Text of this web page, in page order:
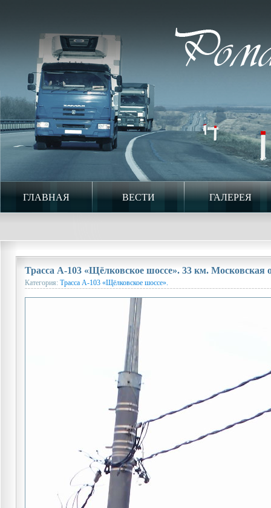
ГЛАВНАЯ ВЕСТИ ГАЛЕРЕЯ
Трасса А-103 «Щёлковское шоссе». 33 км. Московская
Категория: Трасса А-103 «Щёлковское шоссе».